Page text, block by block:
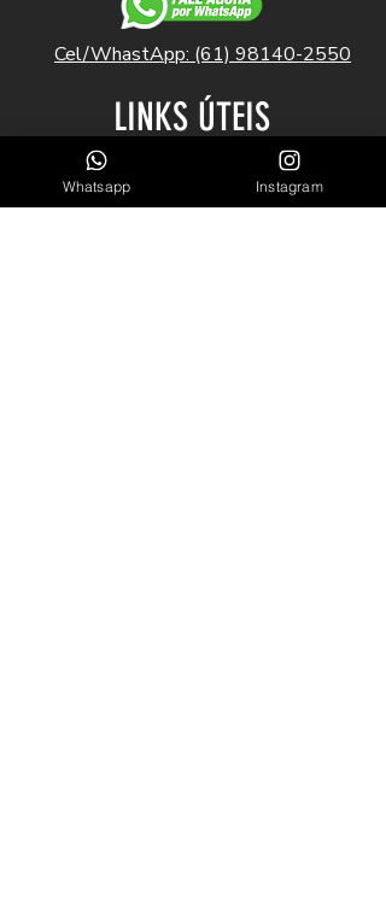
Cel/WhastApp: (61) 98140-2550
LINKS ÚTEIS
Garantia
Blog
Whatsapp Instagram